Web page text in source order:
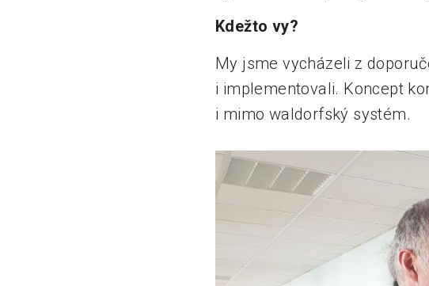
Kdežto vy?
My jsme vycházeli z
i implementovali. Koncept
i mimo waldorfský systém.